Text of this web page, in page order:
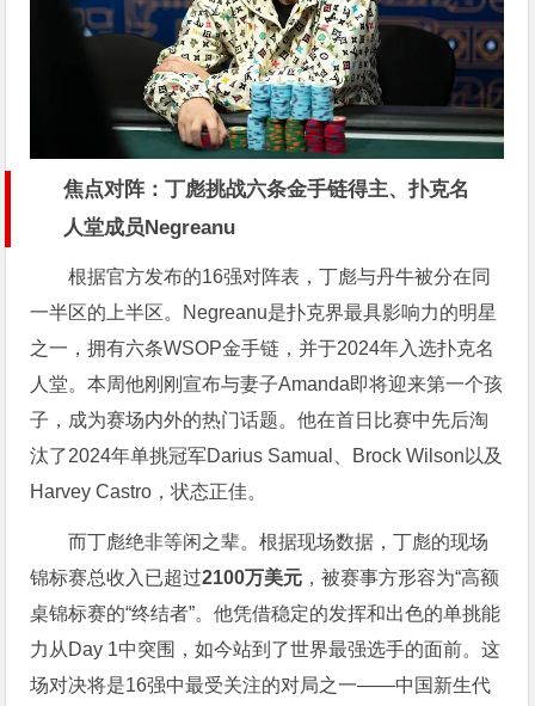
焦点对阵：丁彪挑战六条金手链得主、扑克名
人堂成员Negreanu
根据官方发布的16强对阵表，丁彪与丹牛被分在同
一半区的上半区。Negreanu是扑克界最具影响力的明星
之一，拥有六条WSOP金手链，并于2024年入选扑克名
人堂。本周他刚刚宣布与妻子Amanda即将迎来第一个孩
子，成为赛场内外的热门话题。他在首日比赛中先后淘
汰了2024年单挑冠军Darius Samual、Brock Wilson以及
Harvey Castro，状态正佳。
而丁彪绝非等闲之辈。根据现场数据，丁彪的现场
锦标赛总收入已超过2100万美元 ，被赛事方形容为“高额
桌锦标赛的“终结者”。他凭借稳定的发挥和出色的单挑能
力从Day 1中突围，如今站到了世界最强选手的面前。这
场对决将是16强中最受关注的对局之一——中国新生代